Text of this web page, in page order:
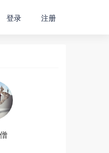
登录 注册